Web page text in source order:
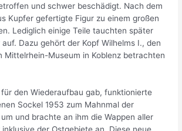
und schwer beschädigt. Nach dem
Kupfer gefertigte Figur zu einem großen
Lediglich einige Teile tauchten später
Dazu gehört der Kopf Wilhelms I., den
Mittelrhein-Museum in Koblenz betrachten
für den Wiederaufbau gab, funktionierte
Sockel 1953 zum Mahnmal der
und brachte an ihm die Wappen aller